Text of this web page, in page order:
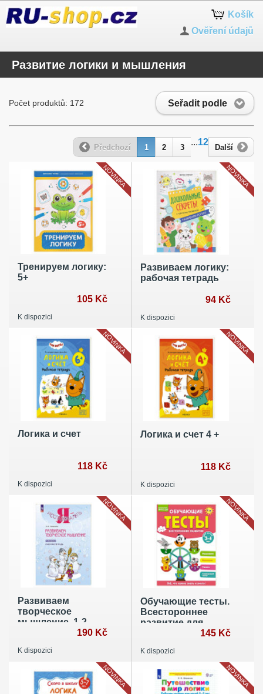
Košík
Ověření údajů
Развитие логики и мышления
Seřadit podle
Počet produktů: 172
Předchozí 1 2 3
...12
Další
Тренируем логику:
5+
105 Kč
K dispozici
NOVINKA
Развиваем логику:
рабочая тетрадь
94 Kč
K dispozici
NOVINKA
Логика и счет
118 Kč
K dispozici
NOVINKA
Логика и счет 4 +
118 Kč
K dispozici
NOVINKA
Развиваем
творческое
мышление. 1-2
классы. Рабочая190 Kč
K dispozici
NOVINKA
Обучающие тесты.
Всестороннее
развитие для
детей 3-4 лет145 Kč
K dispozici
NOVINKA
NOVINKA NOVINKA